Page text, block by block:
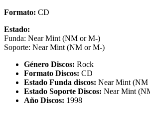
Formato: CD
Estado:
Funda: Near Mint (NM or M-)
Soporte: Near Mint (NM or M-)
Género Discos: Rock
Formato Discos: CD
Estado Funda discos: Near Mint (NM
Estado Soporte Discos: Near Mint
Año Discos: 1998